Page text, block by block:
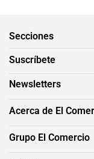
Secciones
Suscríbete
Newsletters
Acerca de El
Grupo El Comercio